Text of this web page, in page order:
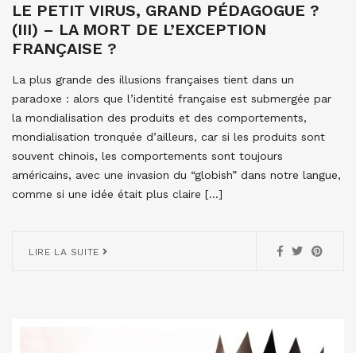
LE PETIT VIRUS, GRAND PÉDAGOGUE ?
(III) – LA MORT DE L’EXCEPTION
FRANÇAISE ?
La plus grande des illusions françaises tient dans un
paradoxe : alors que l’identité française est submergée par
la mondialisation des produits et des comportements,
mondialisation tronquée d’ailleurs, car si les produits sont
souvent chinois, les comportements sont toujours
américains, avec une invasion du “globish” dans notre langue,
comme si une idée était plus claire […]
LIRE LA SUITE